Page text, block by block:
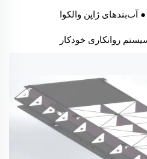
● آب‌بندهای ژاپن والکوا
روانکاری خودکار